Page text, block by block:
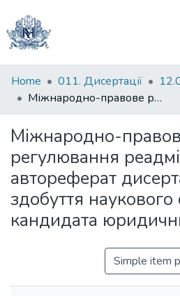
Communities
&
All of DSpace
Statistics
Home 011. Дисертації
Міжнародно-правове регулювання реадмісії осіб : автореферат дисертації на здобуття наукового ступеня кандидата юридичних наук
Міжнародно-
регулювання
автореферат
здобуття наукового
кандидата
Simple item